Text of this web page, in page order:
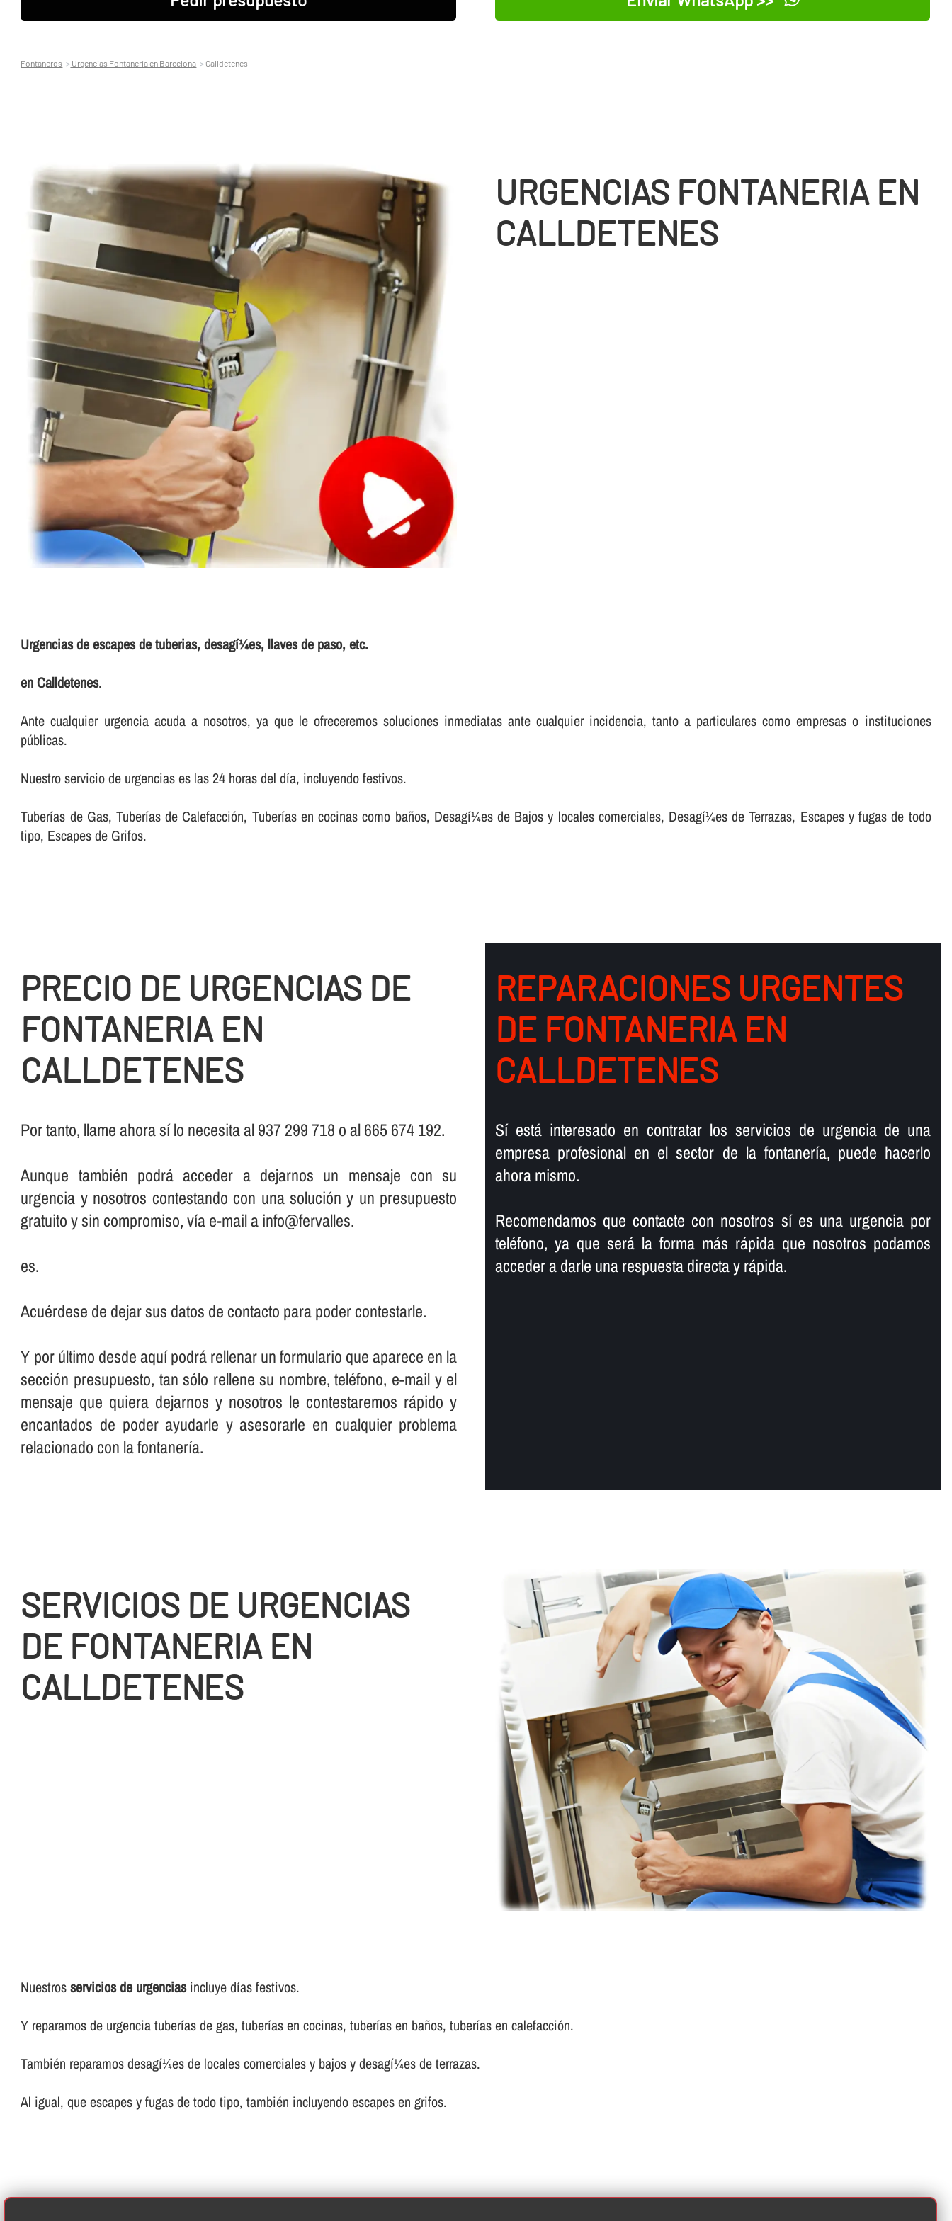
Fontaneros Urgencias Fontaneria en Barcelona Calldetenes
URGENCIAS FONTANERIA EN
CALLDETENES
Urgencias de escapes de tuberias, desagí¼es, llaves de paso, etc.
en Calldetenes.
Ante cualquier urgencia acuda a nosotros, ya que le ofreceremos soluciones inmediatas ante cualquier incidencia, tanto a particulares como empresas o instituciones
públicas.
Nuestro servicio de urgencias es las 24 horas del dí­a, incluyendo festivos.
Tuberí­as de Gas, Tuberí­as de Calefacción, Tuberí­as en cocinas como baños, Desagí¼es de Bajos y locales comerciales, Desagí¼es de Terrazas, Escapes y fugas de todo
tipo, Escapes de Grifos.
PRECIO DE URGENCIAS DE
FONTANERIA EN
CALLDETENES
Por tanto, llame ahora sí­ lo necesita al 937 299 718 o al 665 674 192.
Aunque también podrá acceder a dejarnos un mensaje con su
urgencia y nosotros contestando con una solución y un presupuesto
gratuito y sin compromiso, ví­a e-mail a info@fervalles.
es.
Acuérdese de dejar sus datos de contacto para poder contestarle.
Y por último desde aquí­ podrá rellenar un formulario que aparece en la
sección presupuesto, tan sólo rellene su nombre, teléfono, e-mail y el
mensaje que quiera dejarnos y nosotros le contestaremos rápido y
encantados de poder ayudarle y asesorarle en cualquier problema
relacionado con la fontanerí­a.
REPARACIONES URGENTES
DE FONTANERIA EN
CALLDETENES
Sí­ está interesado en contratar los servicios de urgencia de una
empresa profesional en el sector de la fontanerí­a, puede hacerlo
ahora mismo.
Recomendamos que contacte con nosotros sí­ es una urgencia por
teléfono, ya que será la forma más rápida que nosotros podamos
acceder a darle una respuesta directa y rápida.
SERVICIOS DE URGENCIAS
DE FONTANERIA EN
CALLDETENES
Nuestrosservicios de urgenciasincluye dí­as festivos.
Y reparamos de urgencia tuberí­as de gas, tuberí­as en cocinas, tuberí­as en baños, tuberí­as en calefacción.
También reparamos desagí¼es de locales comerciales y bajos y desagí¼es de terrazas.
Al igual, que escapes y fugas de todo tipo, también incluyendo escapes en grifos.